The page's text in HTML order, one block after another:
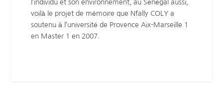
l’individu et son environnement, au Sénégal aussi,
voilà le projet de mémoire que Nfally COLY a
soutenu à l’université de Provence Aix-Marseille 1
en Master 1 en 2007.